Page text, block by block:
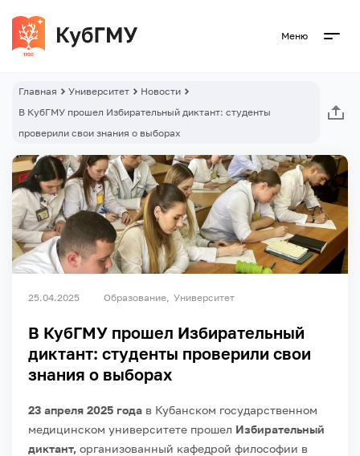
Меню
Главная Университет
Новости
В КубГМУ прошел Избирательный диктант: студенты
проверили свои знания о выборах
25.04.2025 Образование Университет
В КубГМУ прошел Избирательный
диктант: студенты проверили свои
знания о выборах
23 апреля 2025 года в Кубанском государственном
медицинском университете прошел Избирательный
диктант, организованный кафедрой философии в